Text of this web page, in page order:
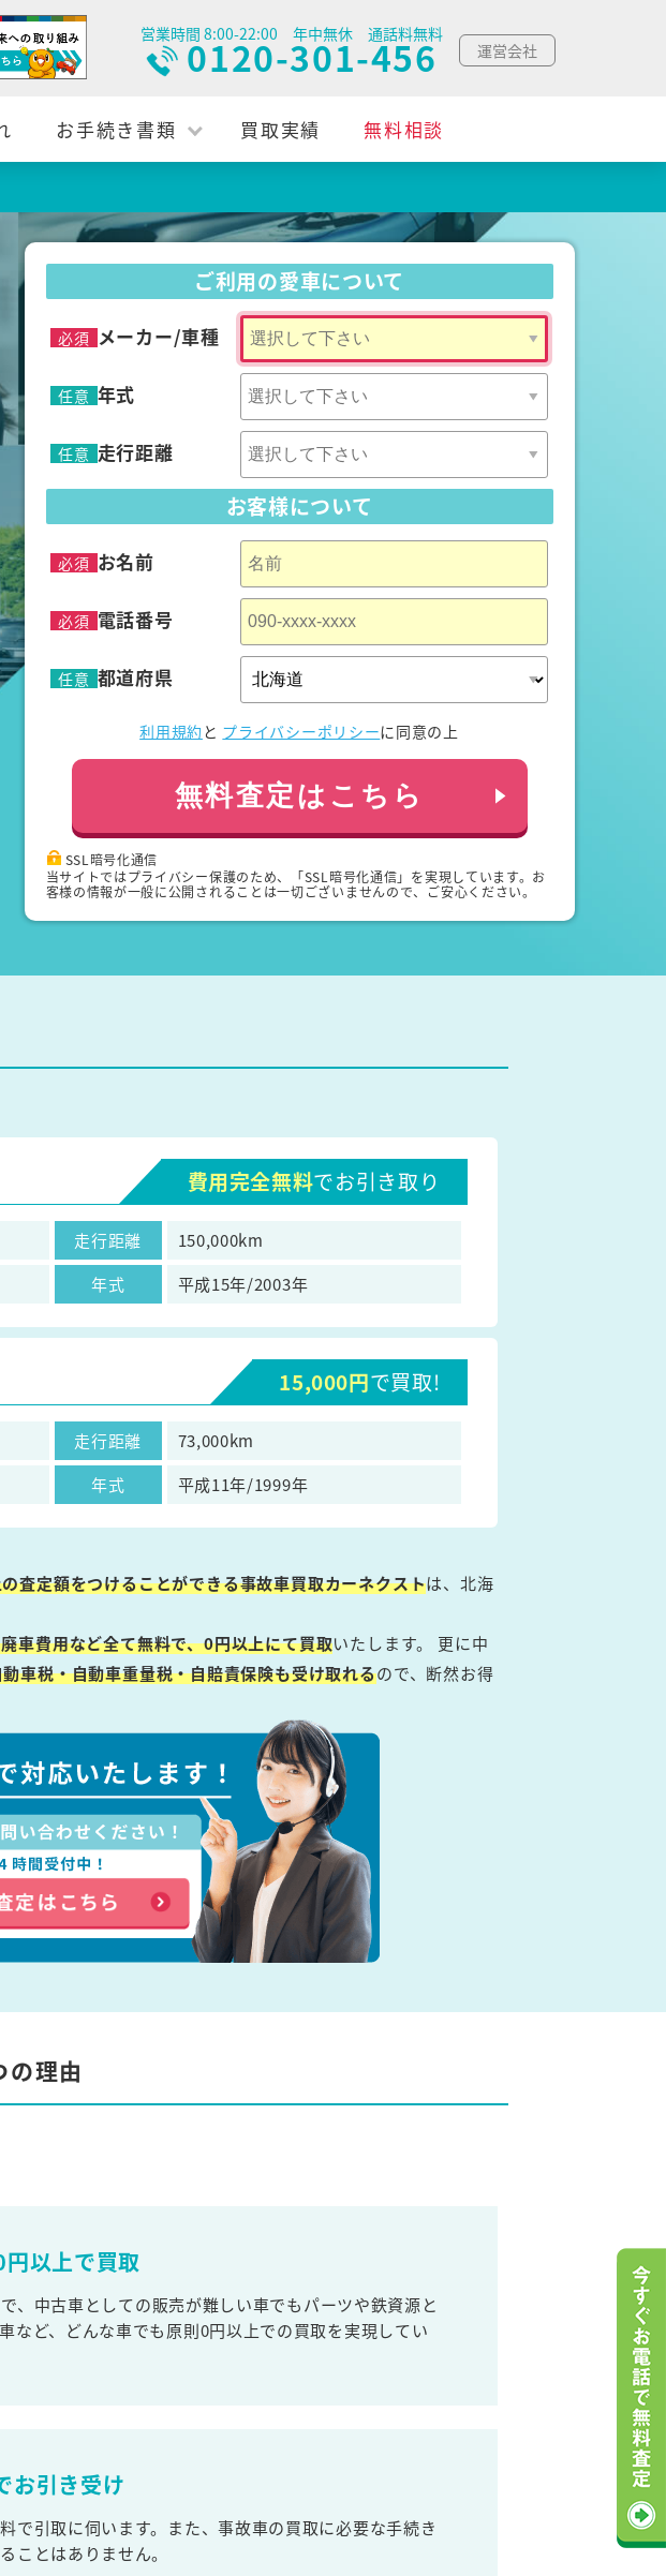
営業時間 8:00-22:00 年中無休 通話料無料
0120-301-456 運営会社
お手続き書類 買取実績 無料相談
ご利用の愛車について
必須 メーカー/車種
任意 年式
任意 走行距離
お客様について
必須 お名前
必須 電話番号
任意 都道府県
利用規約 と プライバシーポリシーに同意の上
無料査定はこちら
SSL暗号化通信
当サイトではプライバシー保護のため、「SSL暗号化通信」を実現しています。お
客様の情報が一般に公開されることは一切ございませんので、ご安心ください。
費用完全無料でお引き取り
走行距離
150,000km
年式 平成15年/2003年
15,000円で買取!
走行距離
73,000km
年式 平成11年/1999年
査定額をつけることができる事故車買取カーネクストは、北海
車費用など全て無料で、0円以上にて買取いたします。 更に中
車税・自動車重量税・自賠責保険も受け取れるので、断然お得
の理由
以上で買取
、中古車としての販売が難しい車でもパーツや鉄資源と
など、どんな車でも原則0円以上での買取を実現してい
お引き受け
で引取に伺います。また、事故車の買取に必要な手続き
ことはありません。